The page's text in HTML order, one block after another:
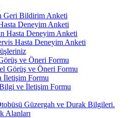
Geri Bildirim Anketi
Deneyim Anketi
Hasta Deneyim Anketi
Hasta Deneyim Anketi
ve Öneri Formu
Görüş ve Öneri Formu
İletişim Formu
ve İletişim Formu
Güzergah ve Durak Bilgileri.
Alanları